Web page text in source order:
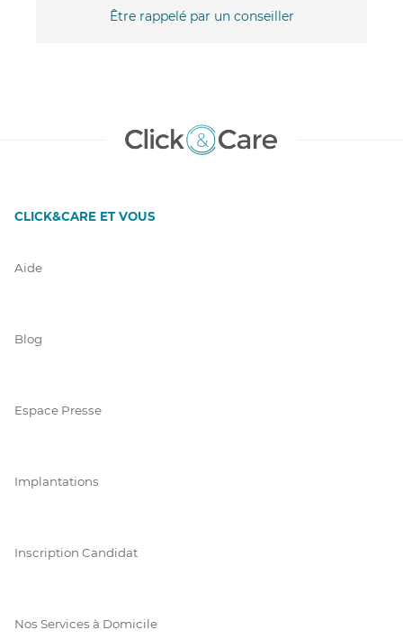
Être rappelé par un conseiller
CLICK&CARE ET VOUS
Aide
Blog
Espace Presse
Implantations
Inscription Candidat
Nos Services à Domicile